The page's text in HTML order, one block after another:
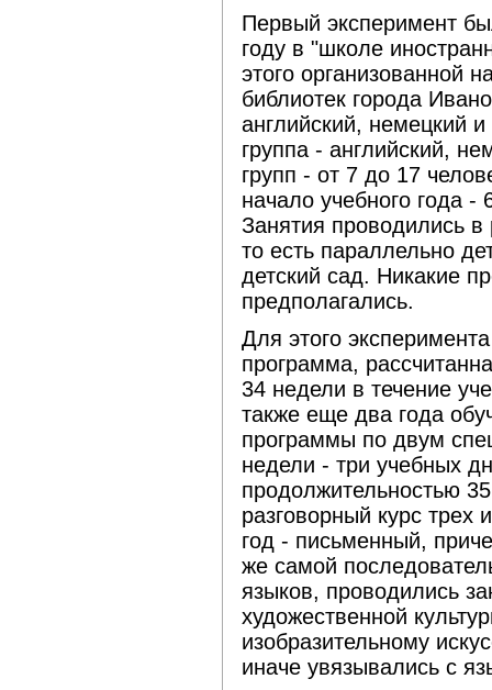
Первый эксперимент
году в "школе
этого организованной
библиотек города
английский, немецкий
группа - английский,
групп - от 7 до 17
начало учебного года -
Занятия проводились
то есть параллельно
детский сад. Никакие
предполагались.
Для этого
программа,
34 недели в течение
также еще два года
программы по двум
недели - три учебных
продолжительностью
разговорный курс трех
год - письменный,
же самой
языков, проводились
художественной
изобразительному
иначе увязывались с